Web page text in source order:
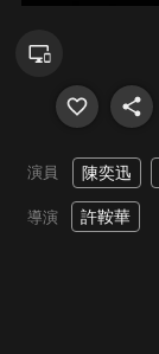
演員 陳奕迅
導演 許鞍華